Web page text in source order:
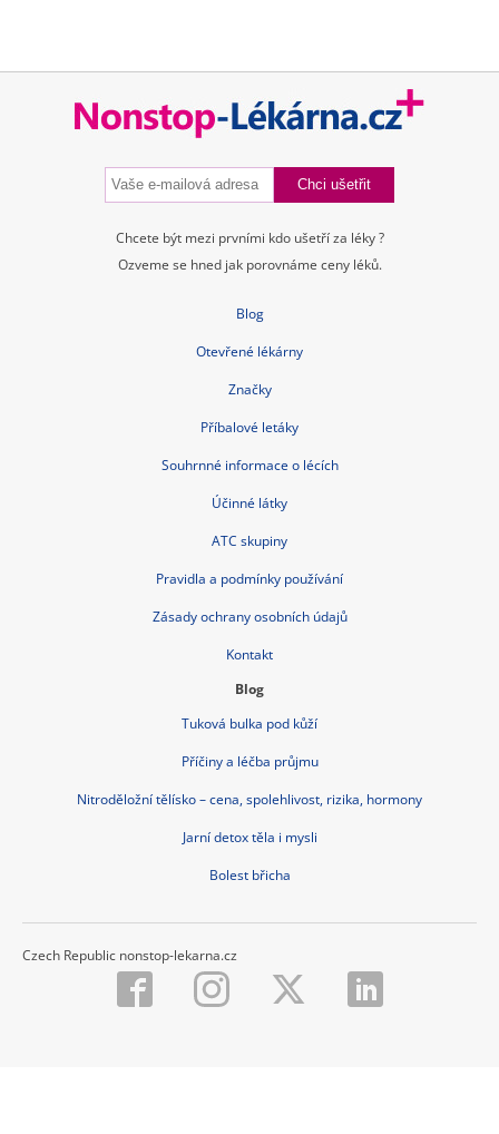
Chcete být mezi prvními kdo ušetří za léky ?
Ozveme se hned jak porovnáme ceny léků.
Blog
Otevřené lékárny
Značky
Příbalové letáky
Souhrnné informace o lécích
Účinné látky
ATC skupiny
Pravidla a podmínky používání
Zásady ochrany osobních údajů
Kontakt
Blog
Tuková bulka pod kůží
Příčiny a léčba průjmu
Nitroděložní tělísko – cena, spolehlivost, rizika, hormony
Jarní detox těla i mysli
Bolest břicha
Czech Republic nonstop-lekarna.cz